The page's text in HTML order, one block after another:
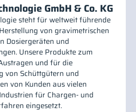
GmbH & Co. KG
steht für weltweit führende
von gravimetrischen
Dosiergeräten und
Unsere Produkte zum
und für die
von Schüttgütern und
von Kunden aus vielen
für Chargen- und
eingesetzt.